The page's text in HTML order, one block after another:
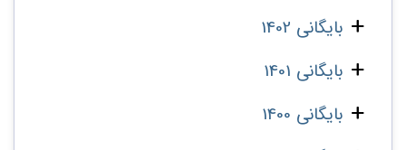
بایگانی 1402
بایگانی 1401
بایگانی 1400